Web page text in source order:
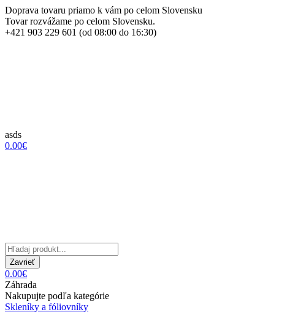
Doprava tovaru priamo k vám po celom Slovensku
Tovar rozvážame po celom Slovensku.
+421 903 229 601 (od 08:00 do 16:30)
asds
0.00€
Zavrieť
0.00€
Záhrada
Nakupujte podľa kategórie
Skleníky a fóliovníky